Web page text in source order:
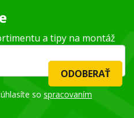
a tipy na montáž
ODOBERAŤ
so spracovaním